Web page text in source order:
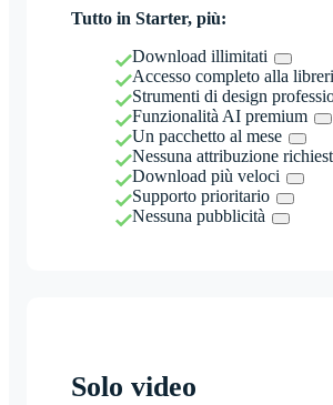
Tutto in Starter, più:
Download illimitati
Accesso completo alla
Strumenti di design
Funzionalità AI premium
Un pacchetto al mese
Nessuna attribuzione
Download più veloci
Supporto prioritario
Nessuna pubblicità
Solo video